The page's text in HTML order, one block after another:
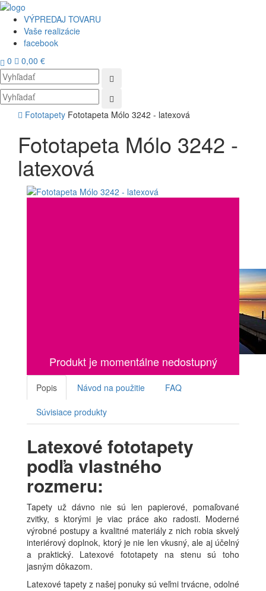
VÝPREDAJ TOVARU
Vaše realizácie
facebook
0 0,00 €
Fototapety Fototapeta Mólo 3242 - latexová
Fototapeta Mólo 3242 -
latexová
Produkt je momentálne nedostupný
Popis Návod na použitie FAQ
Súvisiace produkty
Latexové fototapety
podľa vlastného
rozmeru:
Tapety už dávno nie sú len papierové, pomaľované
zvitky, s ktorými je viac práce ako radosti. Moderné
výrobné postupy a kvalitné materiály z nich robia skvelý
interiérový doplnok, ktorý je nie len vkusný, ale aj účelný
a praktický. Latexové fototapety na stenu sú toho
jasným dôkazom.
Latexové tapety z našej ponuky sú veľmi trvácne, odolné